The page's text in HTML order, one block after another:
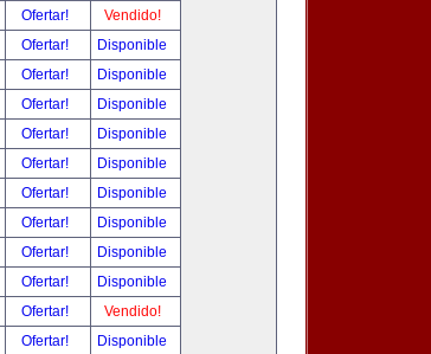
Ofertar!
Vendido!
Ofertar!
Disponible
Ofertar!
Disponible
Ofertar!
Disponible
Ofertar!
Disponible
Ofertar!
Disponible
Ofertar!
Disponible
Ofertar!
Disponible
Ofertar!
Disponible
Ofertar!
Disponible
Ofertar!
Vendido!
Ofertar!
Disponible